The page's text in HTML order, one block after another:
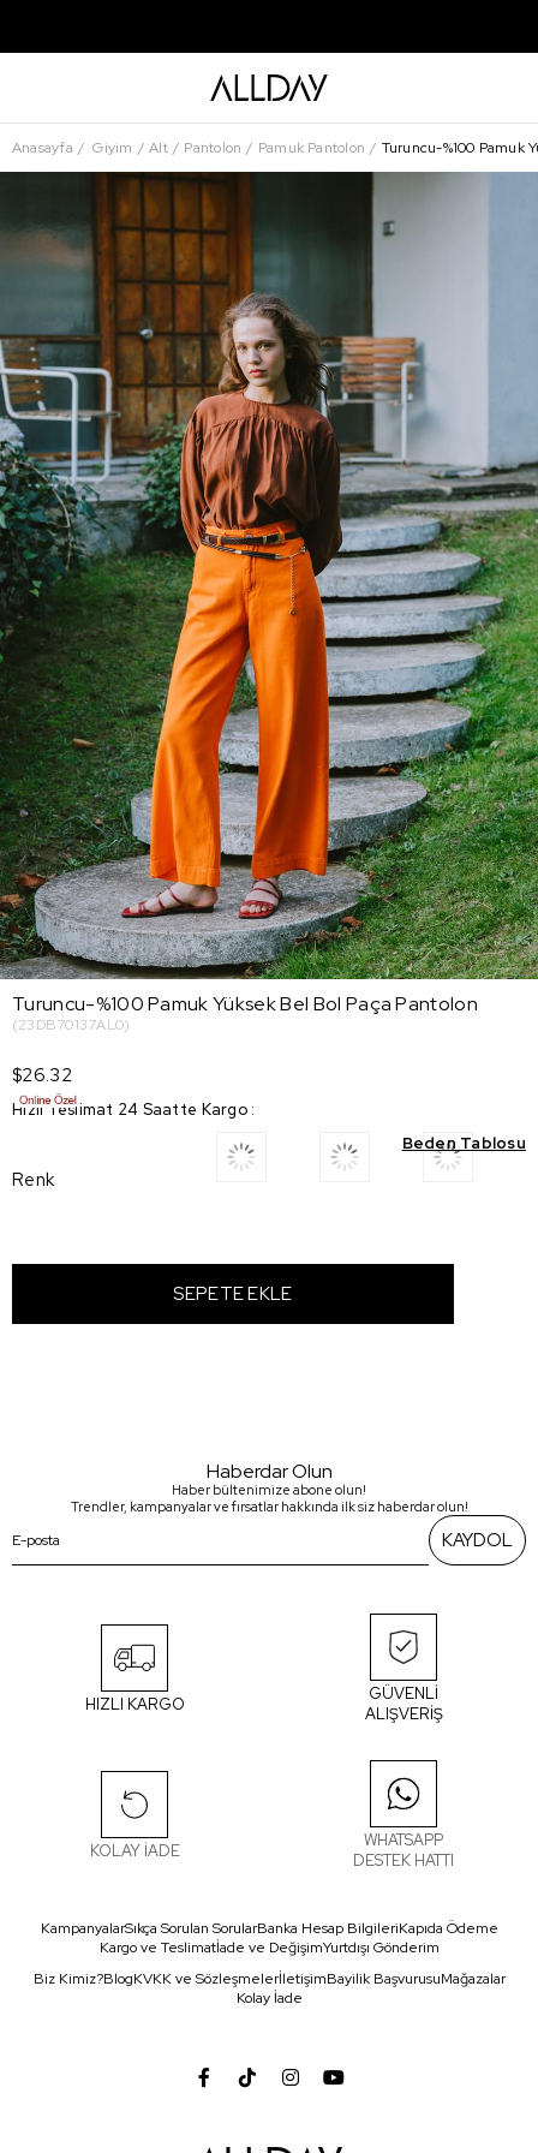
Anasayfa Giyim Alt Pantolon Pamuk Pantolon Turuncu-%100 Pamuk
Turuncu-%100 Pamuk Yüksek Bel Bol Paça Pantolon
(23DB70137AL0)
$26.32
Hızlı Teslimat 24 Saatte Kargo :
Beden Tablosu
Renk
Haberdar Olun
Haber bültenimize abone olun!
Trendler, kampanyalar ve fırsatlar hakkında ilk siz haberdar olun!
KAYDOL
HIZLI KARGO
GÜVENLİ
ALIŞVERİŞ
KOLAY İADE
WHATSAPP
DESTEK HATTI
KampanyalarSıkça Sorulan SorularBanka Hesap BilgileriKapıda Ödeme
Kargo ve Teslimatİade ve DeğişimYurtdışı Gönderim
Biz Kimiz?BlogKVKK ve SözleşmelerİletişimBayilik BaşvurusuMağazalar
Kolay İade